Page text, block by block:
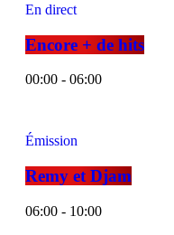
En direct
Encore + de hits
00:00 - 06:00
Émission
Remy et Djam
06:00 - 10:00